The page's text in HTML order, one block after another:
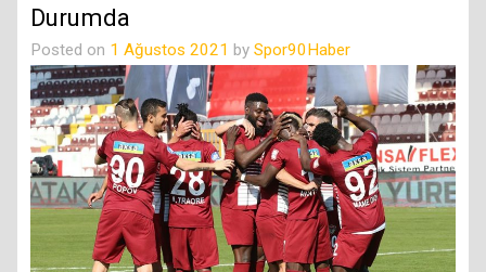
Durumda
Posted on 1 Ağustos 2021 by Spor90Haber